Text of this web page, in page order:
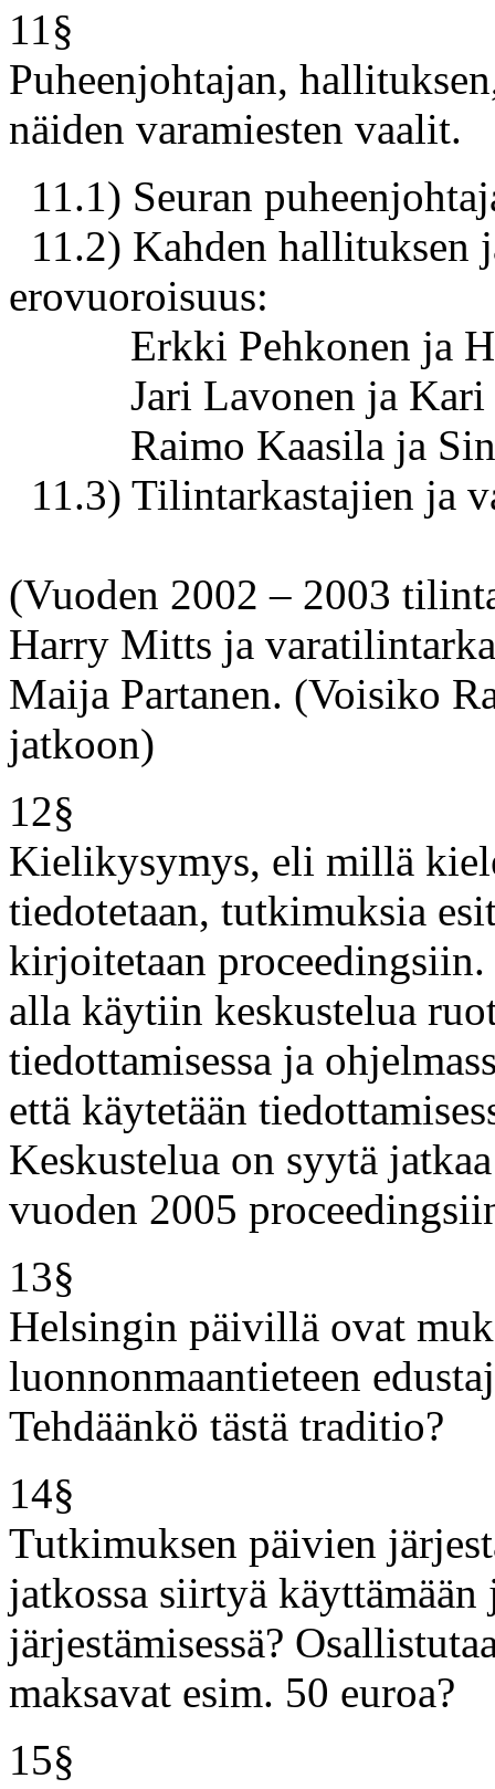
11§
Puheenjohtajan,
näiden varamiesten vaalit.
11.1) Seuran
11.2) Kahden hallituksen
erovuoroisuus:
Erkki Pehkonen ja
Jari Lavonen ja
Raimo Kaasila ja
11.3) Tilintarkastajien ja
(Vuoden 2002 – 2003
Harry Mitts ja
Maija Partanen. (Voisiko
jatkoon)
12§
Kielikysymys, eli millä
tiedotetaan, tutkimuksia
kirjoitetaan
alla käytiin keskustelua
tiedottamisessa ja
että käytetään
Keskustelua on syytä
vuoden 2005
13§
Helsingin päivillä ovat
luonnonmaantieteen
Tehdäänkö tästä traditio?
14§
Tutkimuksen päivien
jatkossa siirtyä
järjestämisessä?
maksavat esim. 50 euroa?
15§